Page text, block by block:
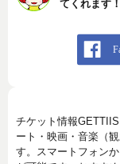
てくれます！
チケット情報
ート・映画・音楽（
す。スマートフォン